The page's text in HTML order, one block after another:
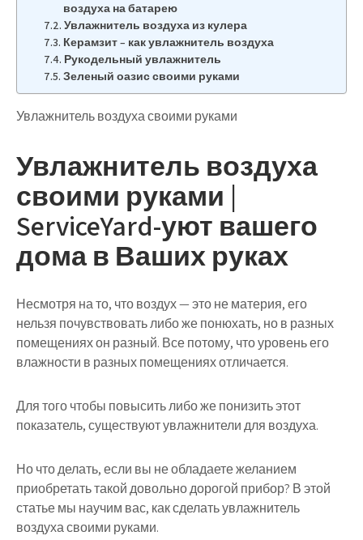
воздуха на батарею
Увлажнитель воздуха из кулера
Керамзит – как увлажнитель воздуха
Рукодельный увлажнитель
Зеленый оазис своими руками
Увлажнитель воздуха своими руками
Увлажнитель воздуха
своими руками |
ServiceYard-уют вашего
дома в Ваших руках
Несмотря на то, что воздух — это не материя, его
нельзя почувствовать либо же понюхать, но в разных
помещениях он разный. Все потому, что уровень его
влажности в разных помещениях отличается.
Для того чтобы повысить либо же понизить этот
показатель, существуют увлажнители для воздуха.
Но что делать, если вы не обладаете желанием
приобретать такой довольно дорогой прибор? В этой
статье мы научим вас, как сделать увлажнитель
воздуха своими руками.